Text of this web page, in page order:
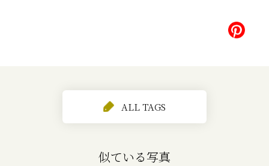
似ている写真
ALL TAGS